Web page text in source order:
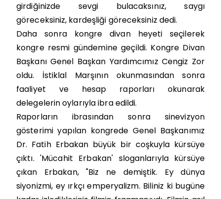
girdiğinizde sevgi bulacaksınız, saygı
göreceksiniz, kardeşliği göreceksiniz dedi.
Daha sonra kongre divan heyeti seçilerek
kongre resmi gündemine geçildi. Kongre Divan
Başkanı Genel Başkan Yardımcımız Cengiz Zor
oldu. İstiklal Marşının okunmasından sonra
faaliyet ve hesap raporları okunarak
delegelerin oylarıyla ibra edildi.
Raporların ibrasından sonra sinevizyon
gösterimi yapılan kongrede Genel Başkanımız
Dr. Fatih Erbakan büyük bir coşkuyla kürsüye
çıktı. 'Mücahit Erbakan' sloganlarıyla kürsüye
çıkan Erbakan, "Biz ne demiştik. Ey dünya
siyonizmi, ey ırkçı emperyalizm. Biliniz ki bugüne